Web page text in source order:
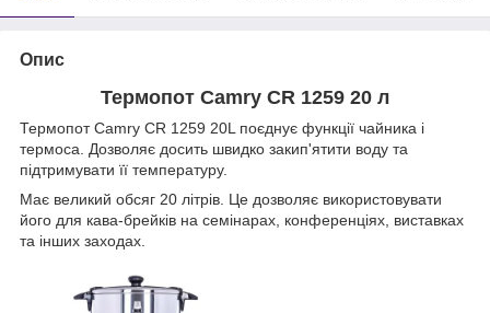
Опис
Термопот Camry CR 1259 20 л
Термопот Camry CR 1259 20L поєднує функції чайника і
термоса. Дозволяє досить швидко закип'ятити воду та
підтримувати її температуру.
Має великий обсяг 20 літрів. Це дозволяє використовувати
його для кава-брейків на семінарах, конференціях, виставках
та інших заходах.